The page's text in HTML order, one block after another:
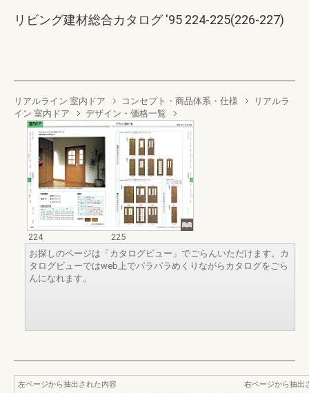
リビング建材総合カタログ '95 224-225(226-227)
リアルライン 室内ドア コンセプト・商品体系・仕様
リアルラ
イン 室内ドア
デザイン・価格一覧
224
225
お探しのページは「カタログビュー」でごらんいただけます。カ
タログビューではweb上でパラパラめくりながらカタログをごら
んになれます。
左ページから抽出された内容
右ページから抽出